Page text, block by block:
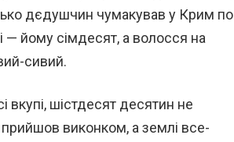
дєдушчин чумакував у Крим по
— йому сімдесят, а волосся на
сивий.
вкупі, шістдесят десятин не
прийшов виконком, а землі все-